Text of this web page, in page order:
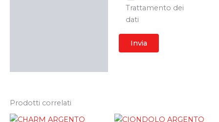
Trattamento dei
dati
Prodotti correlati